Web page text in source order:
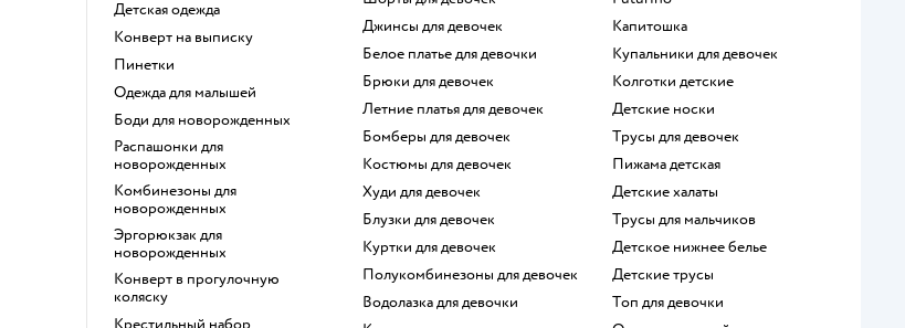
Детская одежда
Конверт на выписку
Пинетки
Одежда для малышей
Боди для новорожденных
Распашонки для
новорожденных
Комбинезоны для
новорожденных
Эргорюкзак для
новорожденных
Конверт в прогулочную
коляску
Крестильный набор
Джинсы для девочек
Белое платье для девочки
Брюки для девочек
Летние платья для девочек
Бомберы для девочек
Костюмы для девочек
Худи для девочек
Блузки для девочек
Куртки для девочек
Полукомбинезоны для девочек
Водолазка для девочки
Капитошка
Купальники для девочек
Колготки детские
Детские носки
Трусы для девочек
Пижама детская
Детские халаты
Трусы для мальчиков
Детское нижнее белье
Детские трусы
Топ для девочки